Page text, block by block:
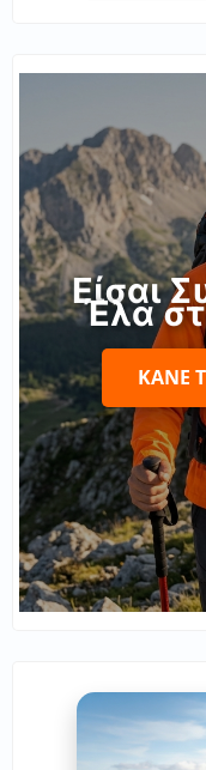
Είσαι
Έλα
ΚΆΝΕ